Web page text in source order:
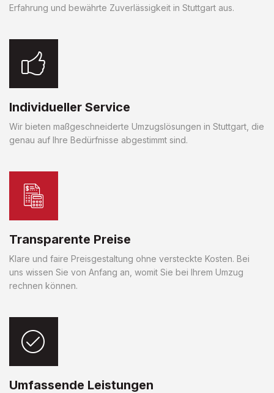
Erfahrung und bewährte Zuverlässigkeit in Stuttgart aus.
Individueller Service
Wir bieten maßgeschneiderte Umzugslösungen in Stuttgart, die
genau auf Ihre Bedürfnisse abgestimmt sind.
Transparente Preise
Klare und faire Preisgestaltung ohne versteckte Kosten. Bei
uns wissen Sie von Anfang an, womit Sie bei Ihrem Umzug
rechnen können.
Umfassende Leistungen